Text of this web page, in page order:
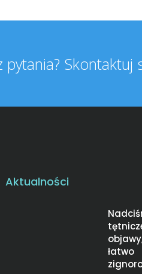
pytania? Skontaktuj
Aktualności
łatwo